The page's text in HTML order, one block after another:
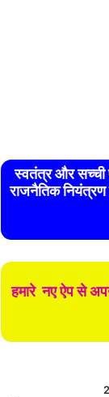
स्वतंत्र और सच्ची
राजनैतिक
हमारे नए ऐप से